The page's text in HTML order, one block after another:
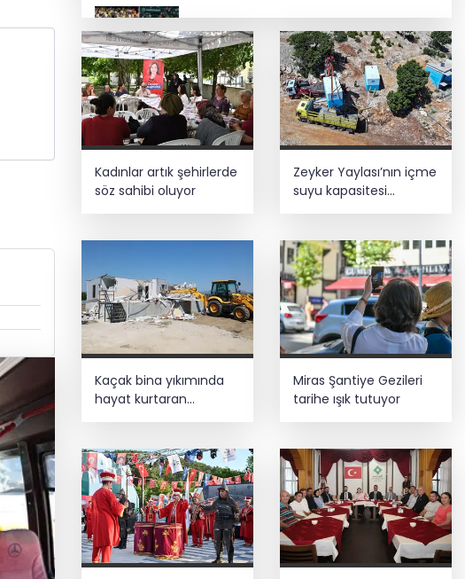
Lukaku Fener’e mi, Beşiktaş’a mı geliyor?
İbrahim Burkay seçimlerde açık ara
önde! Dev lansmanda neler oldu?
İş Bankası Grubu üst yönetiminde görev
değişimi
Kadınlar artık şehirlerde
söz sahibi oluyor
Zeyker Yaylası’nın içme
suyu kapasitesi
Kaçak bina yıkımında
hayat kurtaran
müdahale
Miras Şantiye Gezileri
tarihe ışık tutuyor